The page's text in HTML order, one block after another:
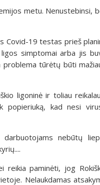
metu. Nenustebinsi,
Covid-19 testas prieš
simptomai arba jis
tūrėtų būti
ligoninė ir toliau
popieriuką, kad nesi
nebūtų
reikia paminėti, jog
Nelaukdamas